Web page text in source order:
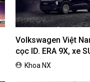
Volkswagen Việt
cọc ID. ERA 9X, xe
dự kiến giá dưới 3 tỷ
Khoa NX